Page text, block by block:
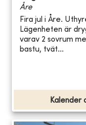
Åre
Fira jul i Åre.
Lägenheten är
varav 2 sovrum
bastu, tvät...
Kalender